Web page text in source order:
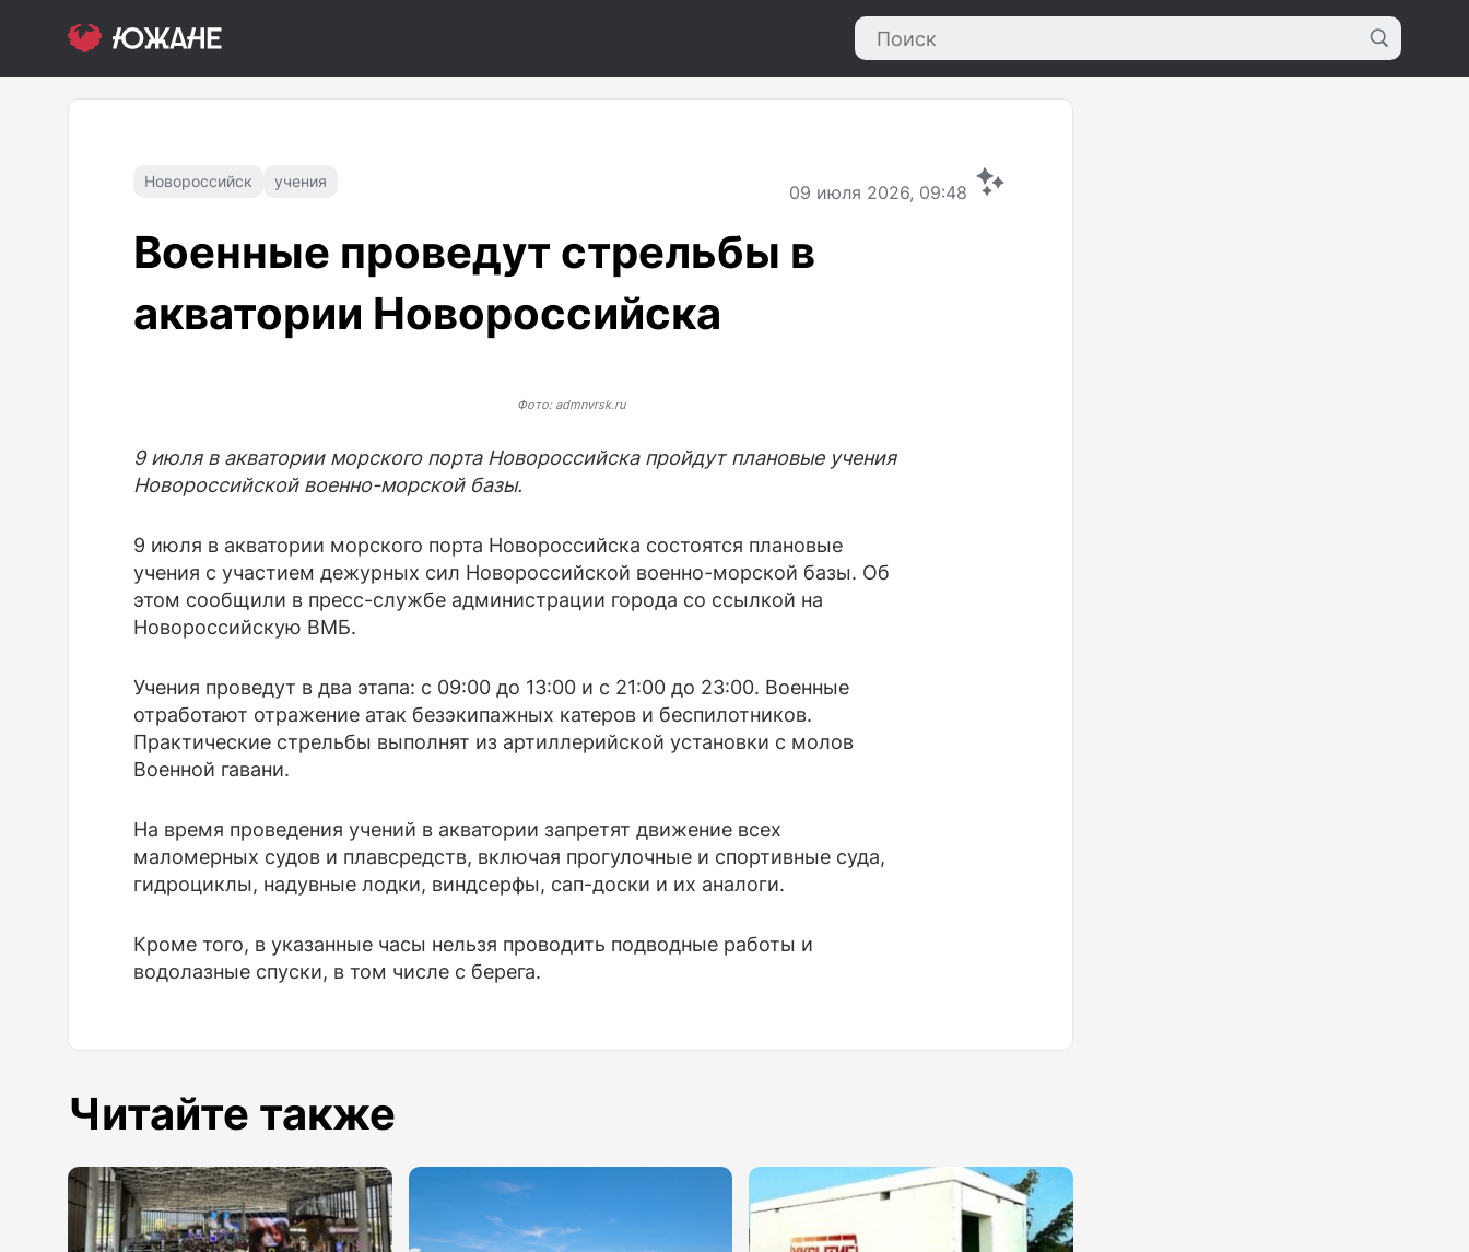
Новороссийск учения
09 июля 2026, 09:48
Военные проведут стрельбы в
акватории Новороссийска
Фото: admnvrsk.ru
9 июля в акватории морского порта Новороссийска пройдут плановые учения
Новороссийской военно-морской базы.
9 июля в акватории морского порта Новороссийска состоятся плановые
учения с участием дежурных сил Новороссийской военно-морской базы. Об
этом сообщили в пресс-службе администрации города со ссылкой на
Новороссийскую ВМБ.
Учения проведут в два этапа: с 09:00 до 13:00 и с 21:00 до 23:00. Военные
отработают отражение атак безэкипажных катеров и беспилотников.
Практические стрельбы выполнят из артиллерийской установки с молов
Военной гавани.
На время проведения учений в акватории запретят движение всех
маломерных судов и плавсредств, включая прогулочные и спортивные суда,
гидроциклы, надувные лодки, виндсерфы, сап-доски и их аналоги.
Кроме того, в указанные часы нельзя проводить подводные работы и
водолазные спуски, в том числе с берега.
Читайте также